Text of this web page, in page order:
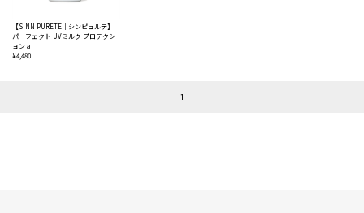
【SINN PURETE｜シンピュルテ】
パーフェクト UVミルク プロテクシ
ョン a
¥4,480
1